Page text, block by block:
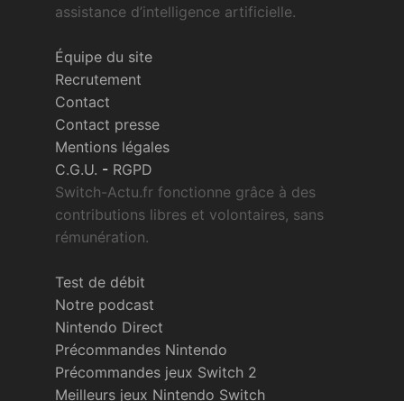
assistance d’intelligence artificielle.
Équipe du site
Recrutement
Contact
Contact presse
Mentions légales
C.G.U. - RGPD
Switch-Actu.fr fonctionne grâce à des
contributions libres et volontaires, sans
rémunération.
Test de débit
Notre podcast
Nintendo Direct
Précommandes Nintendo
Précommandes jeux Switch 2
Meilleurs jeux Nintendo Switch